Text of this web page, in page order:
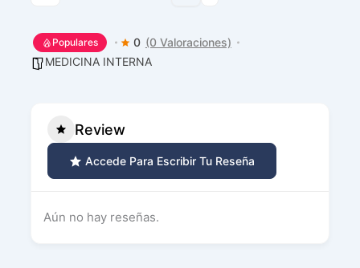
Populares 0 (0 Valoraciones)
MEDICINA INTERNA
Review
Accede Para Escribir Tu Reseña
Aún no hay reseñas.